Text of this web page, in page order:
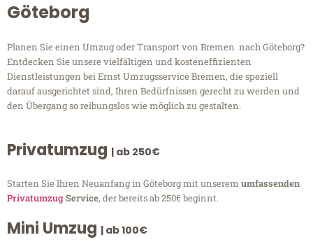
Göteborg
Planen Sie einen Umzug oder Transport von Bremen nach Göteborg?
Entdecken Sie unsere vielfältigen und kosteneffizienten
Dienstleistungen bei Ernst Umzugsservice Bremen, die speziell
darauf ausgerichtet sind, Ihren Bedürfnissen gerecht zu werden und
den Übergang so reibungslos wie möglich zu gestalten.
Privatumzug | ab 250€
Starten Sie Ihren Neuanfang in Göteborg mit unserem umfassenden
PrivatumzugService, der bereits ab 250€ beginnt.
Mini Umzug | ab 100€